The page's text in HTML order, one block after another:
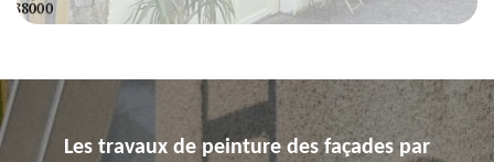
Les travaux de peinture des façades par